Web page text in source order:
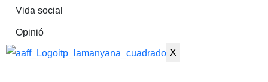
Vida social
Opinió
X